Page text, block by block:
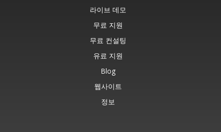
라이브 데모
무료 지원
무료 컨설팅
유료 지원
Blog
웹사이트
정보